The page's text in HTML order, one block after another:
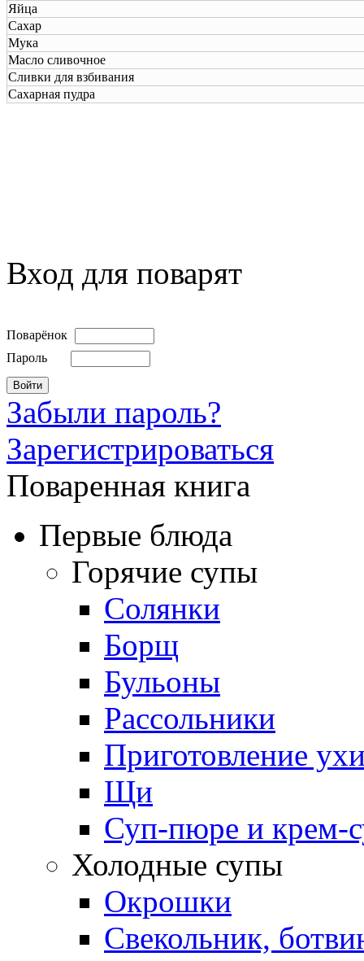
Яйца
Сахар
Мука
Масло сливочное
Сливки для взбивания
Сахарная пудра
Вход для поварят
Поварёнок
Пароль
Забыли пароль?
Зарегистрироваться
Поваренная книга
Первые блюда
Горячие супы
Солянки
Борщ
Бульоны
Рассольники
Приготовление
Щи
Суп-пюре и крем-
Холодные супы
Окрошки
Свекольник,